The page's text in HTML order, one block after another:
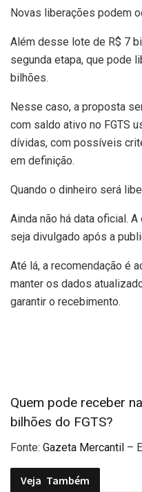
Novas liberações podem
Além desse lote de R$ 7
segunda etapa, que pode
bilhões.
Nesse caso, a proposta
com saldo ativo no FGTS
dívidas, com possíveis
em definição.
Quando o dinheiro será
Ainda não há data oficial.
seja divulgado após a
Até lá, a recomendação é
manter os dados
garantir o recebimento.
Quem pode receber
bilhões do FGTS?
Fonte: Gazeta Mercantil –
Veja Também